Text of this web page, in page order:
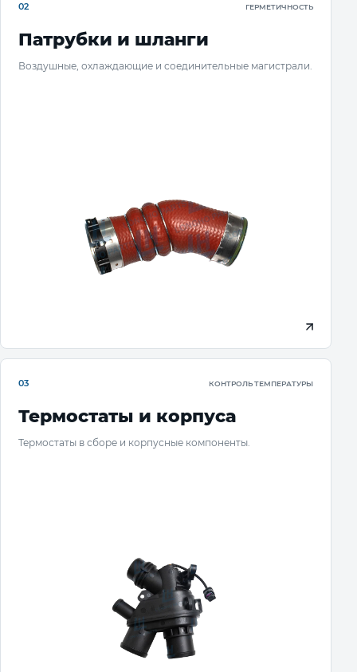
02 ГЕРМЕТИЧНОСТЬ
Патрубки и шланги
Воздушные, охлаждающие и соединительные магистрали.
03 КОНТРОЛЬ ТЕМПЕРАТУРЫ
Термостаты и корпуса
Термостаты в сборе и корпусные компоненты.